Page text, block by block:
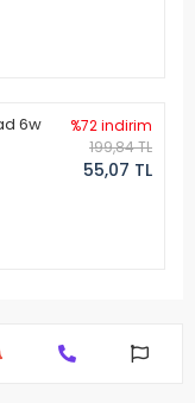
6w
%72 indirim
199,84 TL
55,07 TL